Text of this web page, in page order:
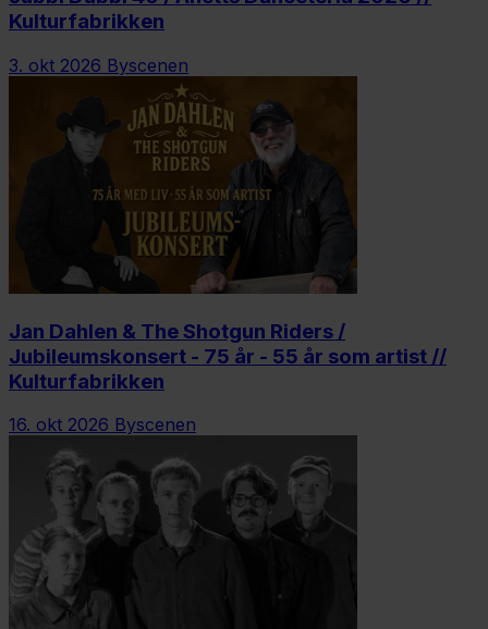
Kulturfabrikken
3. okt 2026 Byscenen
Jan Dahlen & The Shotgun Riders /
Jubileumskonsert - 75 år - 55 år som artist //
Kulturfabrikken
16. okt 2026 Byscenen